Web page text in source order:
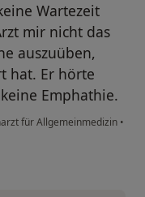
Wartezeit
mir nicht das
auszuüben,
hat. Er hörte
Emphathie.
für Allgemeinmedizin •